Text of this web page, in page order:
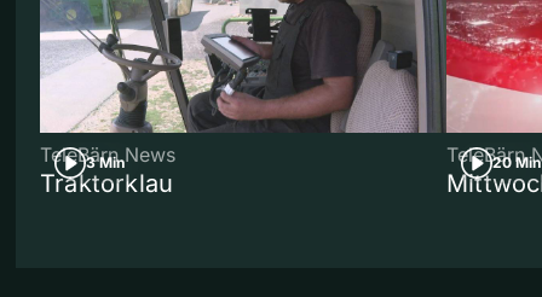
3 Min
TeleBärn News
Traktorklau
20 Min
TeleBärn